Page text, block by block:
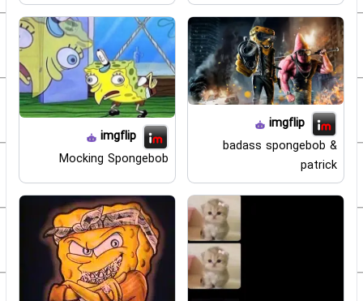
imgflip
badass spongebob &
patrick
imgflip
Mocking Spongebob